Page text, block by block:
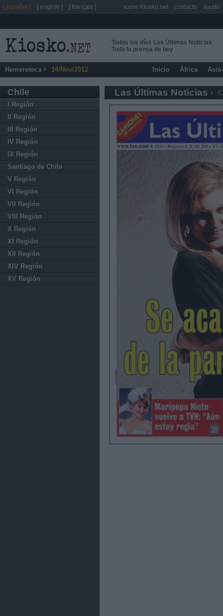
Todos los días Las Últimas Noticias
Toda la prensa de hoy
Hemeroteca 14/Nov/2012 Inicio África
Chile
I Región
II Región
III Región
IV Región
IX Región
Santiago de Chile
V Región
VI Región
VII Región
VIII Región
X Región
XI Región
XII Región
XIV Región
XV Región
Las Últimas Noticias
[ español ] [ english ] [ français ] sobre Kiosko.net contacto ayuda